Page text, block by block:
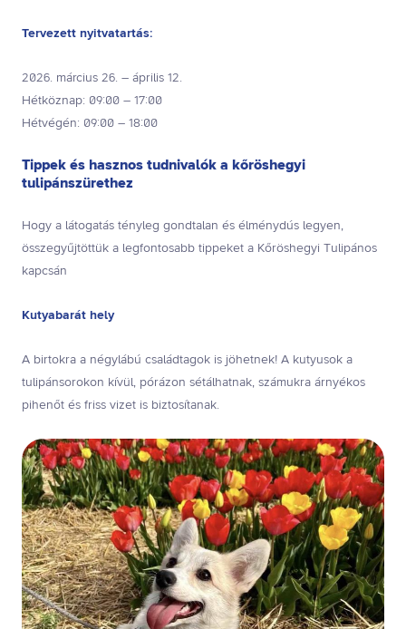
Tervezett nyitvatartás:
2026. március 26. – április 12.
Hétköznap: 09:00 – 17:00
Hétvégén: 09:00 – 18:00
Tippek és hasznos tudnivalók a kőröshegyi
tulipánszürethez
Hogy a látogatás tényleg gondtalan és élménydús legyen,
összegyűjtöttük a legfontosabb tippeket a Kőröshegyi Tulipános
kapcsán
Kutyabarát hely
A birtokra a négylábú családtagok is jöhetnek! A kutyusok a
tulipánsorokon kívül, pórázon sétálhatnak, számukra árnyékos
pihenőt és friss vizet is biztosítanak.